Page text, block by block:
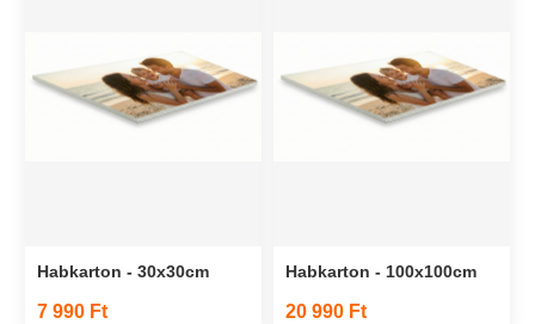
Habkarton - 30x30cm
7 990 Ft
Habkarton - 100x100cm
20 990 Ft